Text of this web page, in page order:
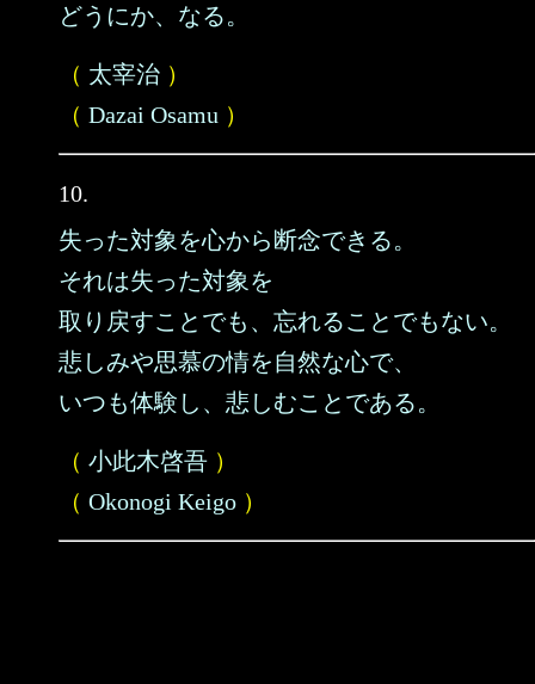
どうにか、なる。
（ 太宰治 ）
（ Dazai Osamu ）
10.
失った対象を心から断念できる。
それは失った対象を
取り戻すことでも、忘れることでもない。
悲しみや思慕の情を自然な心で、
いつも体験し、悲しむことである。
（ 小此木啓吾 ）
（ Okonogi Keigo ）